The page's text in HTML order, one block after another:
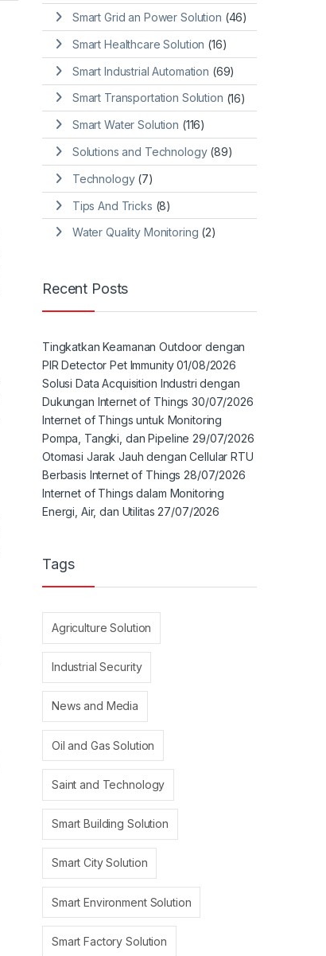
Smart Grid an Power Solution (46)
Smart Healthcare Solution (16)
Smart Industrial Automation (69)
Smart Transportation Solution (16)
Smart Water Solution (116)
Solutions and Technology(89)
Technology(7)
Tips And Tricks (8)
Water Quality Monitoring (2)
Recent Posts
Tingkatkan Keamanan Outdoor dengan
PIR Detector Pet Immunity 01/08/2026
Solusi Data Acquisition Industri dengan
Dukungan Internet of Things 30/07/2026
Internet of Things untuk Monitoring
Pompa, Tangki, dan Pipeline 29/07/2026
Otomasi Jarak Jauh dengan Cellular RTU
Berbasis Internet of Things 28/07/2026
Internet of Things dalam Monitoring
Energi, Air, dan Utilitas 27/07/2026
Tags
Agriculture Solution
Industrial Security
News and Media
Oil and Gas Solution
Saint and Technology
Smart Building Solution
Smart City Solution
Smart Environment Solution
Smart Factory Solution